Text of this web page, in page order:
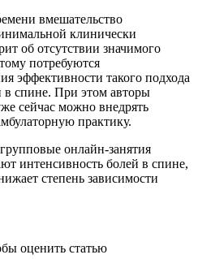
вмешательство
клинически
об отсутствии значимого
потребуются
эффективности такого подхода
в спине. При этом авторы
сейчас можно внедрять
практику.
онлайн-занятия
интенсивность болей в спине,
степень зависимости
оценить статью